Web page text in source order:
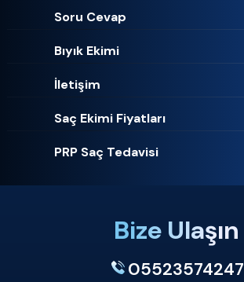
Bize Ulaşın
05523574247
Soru Cevap
Bıyık Ekimi
İletişim
Saç Ekimi Fiyatları
PRP Saç Tedavisi